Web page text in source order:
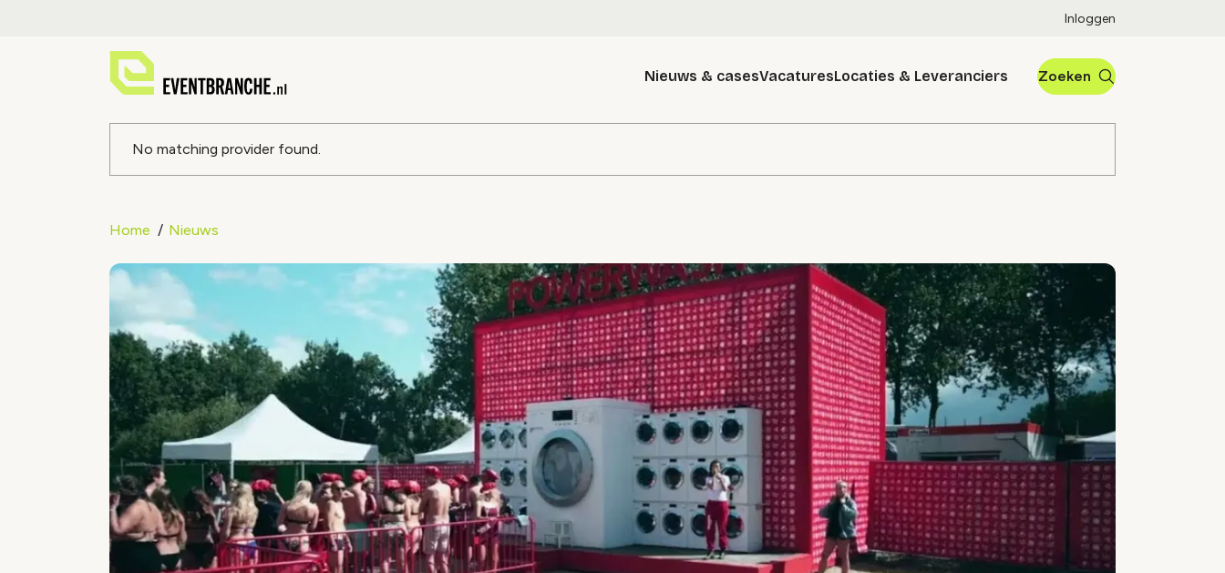
Inloggen
Nieuws & casesVacaturesLocaties & Leveranciers Zoeken
Foutmelding
No matching provider found.
Home Nieuws